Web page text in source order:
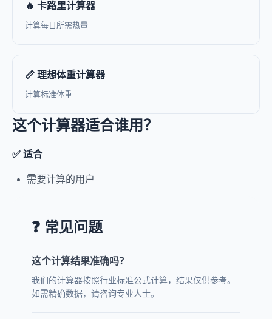
🔥 卡路里计算器
计算每日所需热量
📏 理想体重计算器
计算标准体重
这个计算器适合谁用？
✅ 适合
需要计算的用户
❓ 常见问题
这个计算结果准确吗？
我们的计算器按照行业标准公式计算，结果仅供参考。
如需精确数据，请咨询专业人士。